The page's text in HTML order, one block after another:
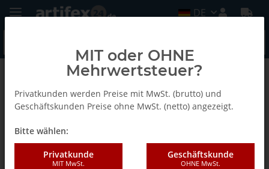
DE
Zurück zur Liste Fein
Fein Reinigungsmesser
MIT oder OHNE
Mehrwertsteuer?
Privatkunden werden Preise mit MwSt. (brutto) und
Geschäftskunden Preise ohne MwSt. (netto) angezeigt.
Bitte wählen:
Privatkunde
MIT MwSt.
Geschäftskunde
OHNE MwSt.